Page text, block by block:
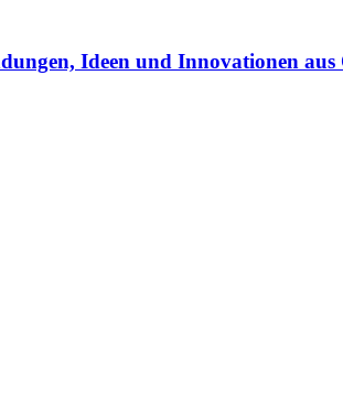
Ideen und Innovationen aus